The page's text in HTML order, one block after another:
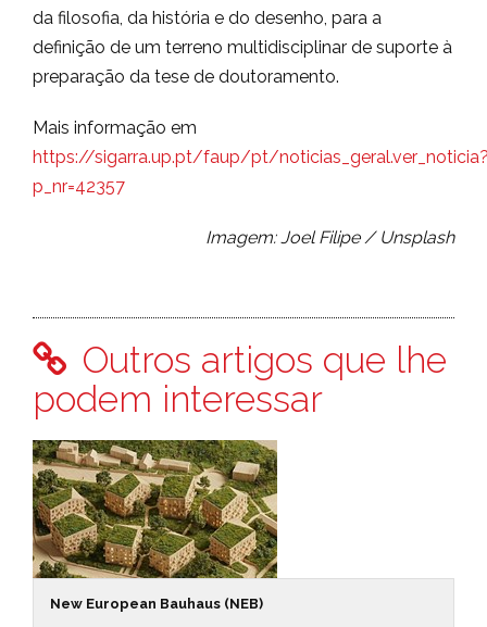
da filosofia, da história e do desenho, para a
definição de um terreno multidisciplinar de suporte à
preparação da tese de doutoramento.
Mais informação em
https://sigarra.up.pt/faup/pt/
p_nr=42357
Imagem: Joel Filipe / Unsplash
Outros artigos que lhe
podem interessar
New European Bauhaus (NEB)